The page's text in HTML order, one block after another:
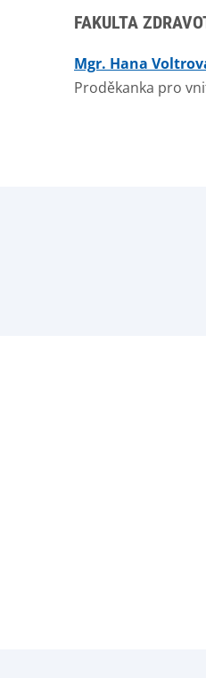
FAKULTA
Mgr. Hana
Proděkanka pro